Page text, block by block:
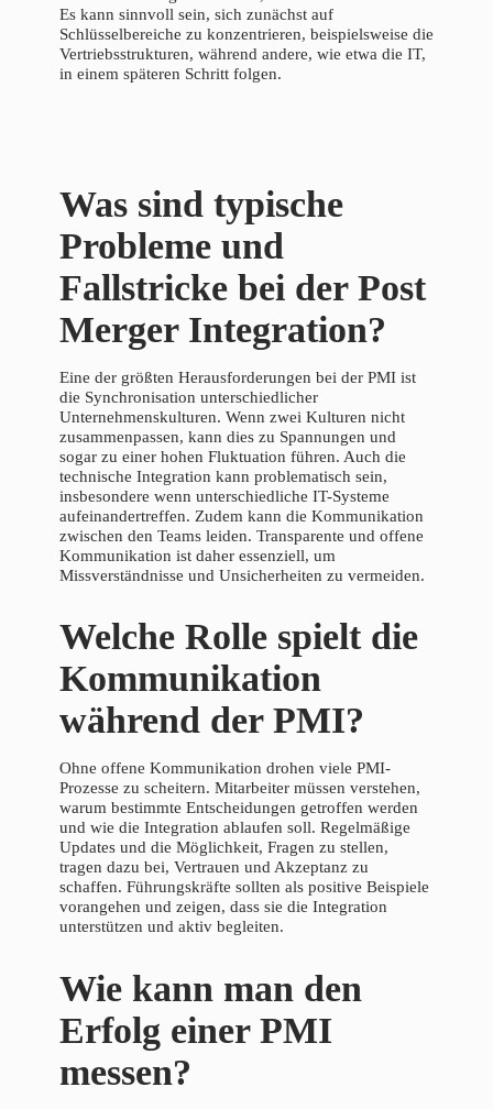
Es kann sinnvoll sein, sich zunächst auf
Schlüsselbereiche zu konzentrieren, beispielsweise die
Vertriebsstrukturen, während andere, wie etwa die IT,
in einem späteren Schritt folgen.
Was sind typische
Probleme und
Fallstricke bei der Post
Merger Integration?
Eine der größten Herausforderungen bei der PMI ist
die Synchronisation unterschiedlicher
Unternehmenskulturen. Wenn zwei Kulturen nicht
zusammenpassen, kann dies zu Spannungen und
sogar zu einer hohen Fluktuation führen. Auch die
technische Integration kann problematisch sein,
insbesondere wenn unterschiedliche IT-Systeme
aufeinandertreffen. Zudem kann die Kommunikation
zwischen den Teams leiden. Transparente und offene
Kommunikation ist daher essenziell, um
Missverständnisse und Unsicherheiten zu vermeiden.
Welche Rolle spielt die
Kommunikation
während der PMI?
Ohne offene Kommunikation drohen viele PMI-
Prozesse zu scheitern. Mitarbeiter müssen verstehen,
warum bestimmte Entscheidungen getroffen werden
und wie die Integration ablaufen soll. Regelmäßige
Updates und die Möglichkeit, Fragen zu stellen,
tragen dazu bei, Vertrauen und Akzeptanz zu
schaffen. Führungskräfte sollten als positive Beispiele
vorangehen und zeigen, dass sie die Integration
unterstützen und aktiv begleiten.
Wie kann man den
Erfolg einer PMI
messen?